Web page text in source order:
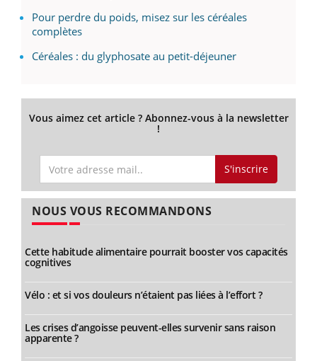
Pour perdre du poids, misez sur les céréales
complètes
Céréales : du glyphosate au petit-déjeuner
Vous aimez cet article ? Abonnez-vous à la newsletter
!
S'inscrire
NOUS VOUS RECOMMANDONS
Cette habitude alimentaire pourrait booster vos capacités
cognitives
Vélo : et si vos douleurs n’étaient pas liées à l’effort ?
Les crises d’angoisse peuvent-elles survenir sans raison
apparente ?